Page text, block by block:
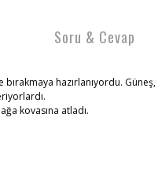
hazırlanıyordu.
kovasına atladı.
Soru & Cevap